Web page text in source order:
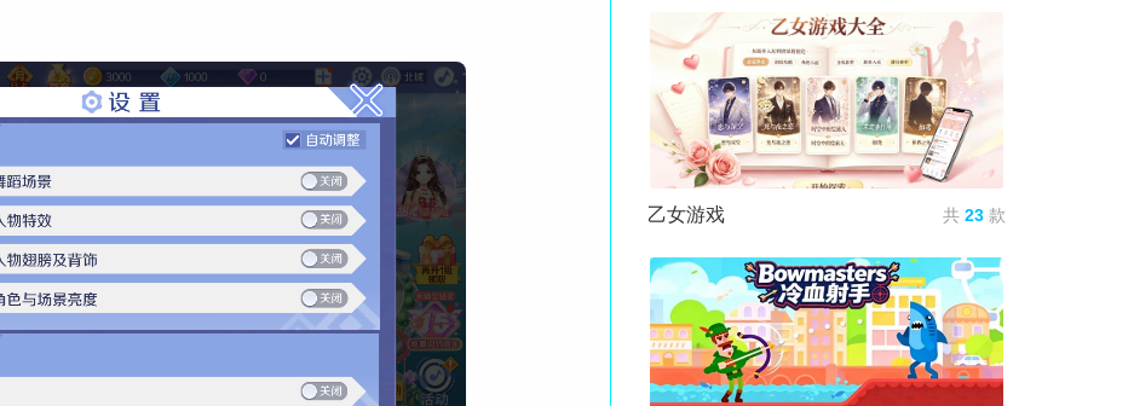
乙女游戏 共 23 款